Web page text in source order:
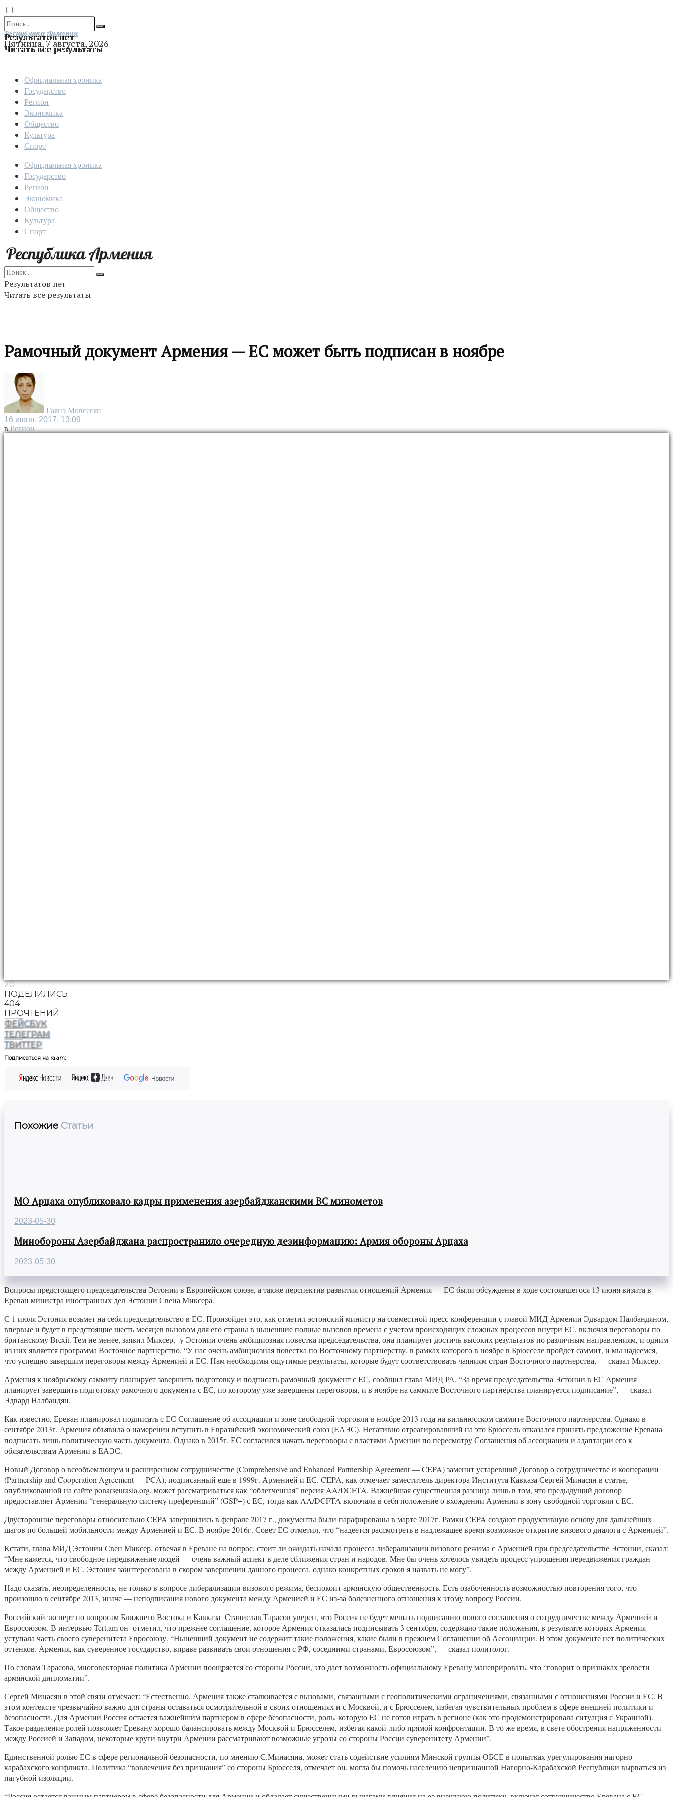
Результатов нет
Читать все результаты
Отправить
Республика Армения
Пятница, 7 августа, 2026
Официальная хроника
Государство
Регион
Экономика
Общество
Культура
Спорт
Официальная хроника
Государство
Регион
Экономика
Общество
Культура
Спорт
Результатов нет
Читать все результаты
Рамочный документ Армения — ЕС может быть подписан в ноябре
Гаянэ Мовсесян
16 июня, 2017, 13:09
в Регион
20
ПОДЕЛИЛИСЬ
404
ПРОЧТЕНИЙ
ФЕЙСБУК
ТЕЛЕГРАМ
ТВИТТЕР
Подписаться на ra.am:
Похожие Статьи
МО Арцаха опубликовало кадры применения азербайджанскими ВС минометов
2023-05-30
Минобороны Азербайджана распространило очередную дезинформацию: Армия обороны Арцаха
2023-05-30
Вопросы предстоящего председательства Эстонии в Европейском союзе, а также перспектив развития отношений Армения — ЕС были обсуждены в ходе состоявшегося 13 июня визита в
Ереван министра иностранных дел Эстонии Свена Миксера.
С 1 июля Эстония возьмет на себя председательство в ЕС. Произойдет это, как отметил эстонский министр на совместной пресс-конференции с главой МИД Армении Эдвардом Налбандяном,
впервые и будет в предстоящие шесть месяцев вызовом для его страны в нынешние полные вызовов времена с учетом происходящих сложных процессов внутри ЕС, включая переговоры по
британскому Brexit. Тем не менее, заявил Миксер, у Эстонии очень амбициозная повестка председательства, она планирует достичь высоких результатов по различным направлениям, и одним
из них является программа Восточное партнерство. “У нас очень амбициозная повестка по Восточному партнерству, в рамках которого в ноябре в Брюсселе пройдет саммит, и мы надеемся,
что успешно завершим переговоры между Арменией и ЕС. Нам необходимы ощутимые результаты, которые будут соответствовать чаяниям стран Восточного партнерства, — сказал Миксер.
Армения к ноябрьскому саммиту планирует завершить подготовку и подписать рамочный документ с ЕС, сообщил глава МИД РА. “За время председательства Эстонии в ЕС Армения
планирует завершить подготовку рамочного документа с ЕС, по которому уже завершены переговоры, и в ноябре на саммите Восточного партнерства планируется подписание”, — сказал
Эдвард Налбандян.
Как известно, Ереван планировал подписать с ЕС Соглашение об ассоциации и зоне свободной торговли в ноябре 2013 года на вильнюсском саммите Восточного партнерства. Однако в
сентябре 2013г. Армения объявила о намерении вступить в Евразийский экономический союз (ЕАЭС). Негативно отреагировавший на это Брюссель отказался принять предложение Еревана
подписать лишь политическую часть документа. Однако в 2015г. ЕС согласился начать переговоры с властями Армении по пересмотру Соглашения об ассоциации и адаптации его к
обязательствам Армении в ЕАЭС.
Новый Договор о всеобъемлющем и расширенном сотрудничестве (Comprehensive and Enhanced Partnership Agreement — CEPA) заменит устаревший Договор о сотрудничестве и кооперации
(Partnership and Cooperation Agreement — PCA), подписанный еще в 1999г. Арменией и ЕС. CEPA, как отмечает заместитель директора Института Кавказа Сергей Минасян в статье,
опубликованной на сайте ponarseurasia.org, может рассматриваться как “облегченная” версия AA/DCFTA. Важнейшая существенная разница лишь в том, что предыдущий договор
предоставляет Армении “генеральную систему преференций” (GSP+) с ЕС, тогда как AA/DCFTA включала в себя положение о вхождении Армении в зону свободной торговли с ЕС.
Двусторонние переговоры относительно CEPA завершились в феврале 2017 г., документы были парафированы в марте 2017г. Рамки CEPA создают продуктивную основу для дальнейших
шагов по большей мобильности между Арменией и ЕС. В ноябре 2016г. Совет ЕС отметил, что “надеется рассмотреть в надлежащее время возможное открытие визового диалога с Арменией”.
Кстати, глава МИД Эстонии Свен Миксер, отвечая в Ереване на вопрос, стоит ли ожидать начала процесса либерализации визового режима с Арменией при председательстве Эстонии, сказал:
“Мне кажется, что свободное передвижение людей — очень важный аспект в деле сближения стран и народов. Мне бы очень хотелось увидеть процесс упрощения передвижения граждан
между Арменией и ЕС. Эстония заинтересована в скором завершении данного процесса, однако конкретных сроков я назвать не могу”.
Надо сказать, неопределенность, не только в вопросе либерализации визового режима, беспокоит армянскую общественность. Есть озабоченность возможностью повторения того, что
произошло в сентябре 2013, иначе — неподписания нового документа между Арменией и ЕС из-за болезненного отношения к этому вопросу России.
Российский эксперт по вопросам Ближнего Востока и Кавказа Станислав Тарасов уверен, что Россия не будет мешать подписанию нового соглашения о сотрудничестве между Арменией и
Евросоюзом. В интервью Tert.am он отметил, что прежнее соглашение, которое Армения отказалась подписывать 3 сентября, содержало такие положения, в результате которых Армения
уступала часть своего суверенитета Евросоюзу. “Нынешний документ не содержит такие положения, какие были в прежнем Соглашении об Ассоциации. В этом документе нет политических
оттенков. Армения, как суверенное государство, вправе развивать свои отношения с РФ, соседними странами, Евросоюзом”, — сказал политолог.
По словам Тарасова, многовекторная политика Армении поощряется со стороны России, это дает возможность официальному Еревану маневрировать, что “говорит о признаках зрелости
армянской дипломатии”.
Сергей Минасян в этой связи отмечает: “Естественно, Армения также сталкивается с вызовами, связанными с геополитическими ограничениями, связанными с отношениями России и ЕС. В
этом контексте чрезвычайно важно для страны оставаться осмотрительной в своих отношениях и с Москвой, и с Брюсселем, избегая чувствительных проблем в сфере внешней политики и
безопасности. Для Армении Россия остается важнейшим партнером в сфере безопасности, роль, которую ЕС не готов играть в регионе (как это продемонстрировала ситуация с Украиной).
Такое разделение ролей позволяет Еревану хорошо балансировать между Москвой и Брюсселем, избегая какой-либо прямой конфронтации. В то же время, в свете обострения напряженности
между Россией и Западом, некоторые круги внутри Армении рассматривают возможные угрозы со стороны России суверенитету Армении”.
Единственной ролью ЕС в сфере региональной безопасности, по мнению С.Минасяна, может стать содействие усилиям Минской группы ОБСЕ в попытках урегулирования нагорно-
карабахского конфликта. Политика “вовлечения без признания” со стороны Брюсселя, отмечает он, могла бы помочь населению непризнанной Нагорно-Карабахской Республики вырваться из
пагубной изоляции.